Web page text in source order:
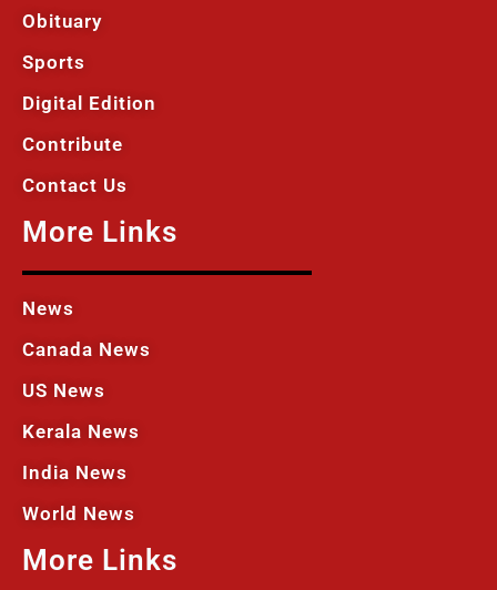
Obituary
Sports
Digital Edition
Contribute
Contact Us
More Links
News
Canada News
US News
Kerala News
India News
World News
More Links